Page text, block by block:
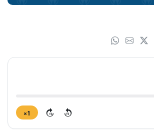
15
15
1×